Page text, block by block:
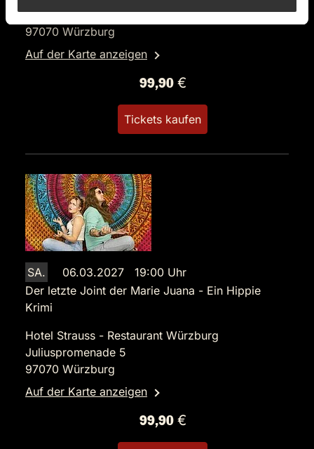
Juliuspromenade 5
97070 Würzburg
Auf der Karte anzeigen
99,90 €
Tickets kaufen
SA.
06.03.2027 19:00 Uhr
Der letzte Joint der Marie Juana - Ein Hippie
Krimi
Hotel Strauss - Restaurant Würzburg
Juliuspromenade 5
97070 Würzburg
Auf der Karte anzeigen
99,90 €